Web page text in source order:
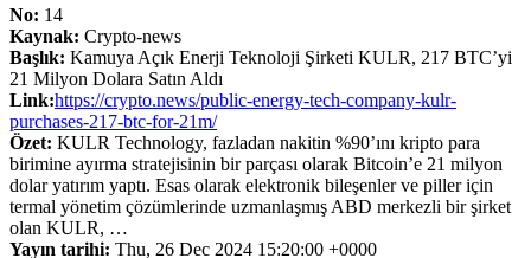
No: 14
Kaynak: Crypto-news
Başlık: Kamuya Açık Enerji Teknoloji Şirketi KULR, 217 BTC’yi
21 Milyon Dolara Satın Aldı
Link:https://crypto.news/public-energy-tech-company-kulr-
purchases-217-btc-for-21m/
Özet: KULR Technology, fazladan nakitin %90’ını kripto para
birimine ayırma stratejisinin bir parçası olarak Bitcoin’e 21 milyon
dolar yatırım yaptı. Esas olarak elektronik bileşenler ve piller için
termal yönetim çözümlerinde uzmanlaşmış ABD merkezli bir şirket
olan KULR, …
Yayın tarihi: Thu, 26 Dec 2024 15:20:00 +0000